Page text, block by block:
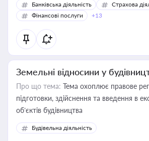
Банківська діяльність
Страхова
Фінансові послуги
+13
Земельні відносини у
Про що тема: Тема охоплює правове
підготовки, здійснення та введення в
об’єктів будівництва
Будівельна діяльність